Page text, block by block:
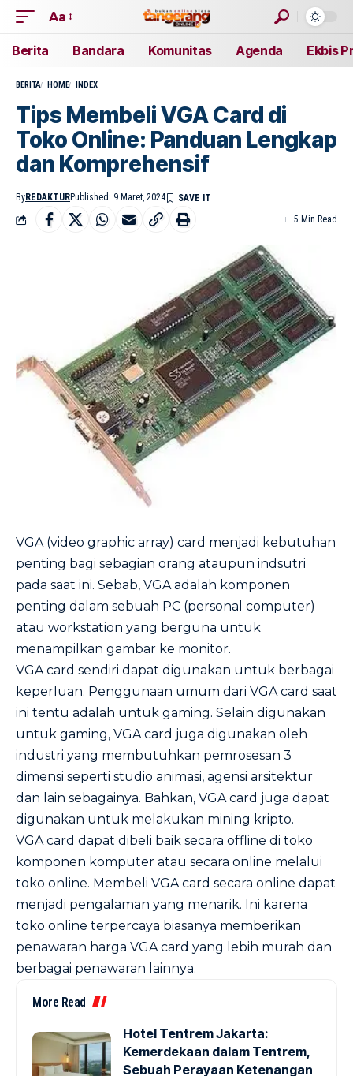
Aa
Berita Bandara Komunitas Agenda Ekbis
BERITA HOME INDEX
Tips Membeli VGA Card di
Toko Online: Panduan Lengkap
dan Komprehensif
ByREDAKTURPublished: 9 Maret, 2024
5 Min Read
VGA (video graphic array) card menjadi kebutuhan
penting bagi sebagian orang ataupun indsutri
pada saat ini. Sebab, VGA adalah komponen
penting dalam sebuah PC (personal computer)
atau workstation yang berguna untuk
menampilkan gambar ke monitor.
VGA card sendiri dapat digunakan untuk berbagai
keperluan. Penggunaan umum dari VGA card saat
ini tentu adalah untuk gaming. Selain digunakan
untuk gaming, VGA card juga digunakan oleh
industri yang membutuhkan pemrosesan 3
dimensi seperti studio animasi, agensi arsitektur
dan lain sebagainya. Bahkan, VGA card juga dapat
digunakan untuk melakukan mining kripto.
VGA card dapat dibeli baik secara offline di toko
komponen komputer atau secara online melalui
toko online. Membeli VGA card secara online dapat
menjadi pengalaman yang menarik. Ini karena
toko online terpercaya biasanya memberikan
penawaran harga VGA card yang lebih murah dan
berbagai penawaran lainnya.
More Read
Hotel Tentrem Jakarta:
Kemerdekaan dalam Tentrem,
Sebuah Perayaan Ketenangan